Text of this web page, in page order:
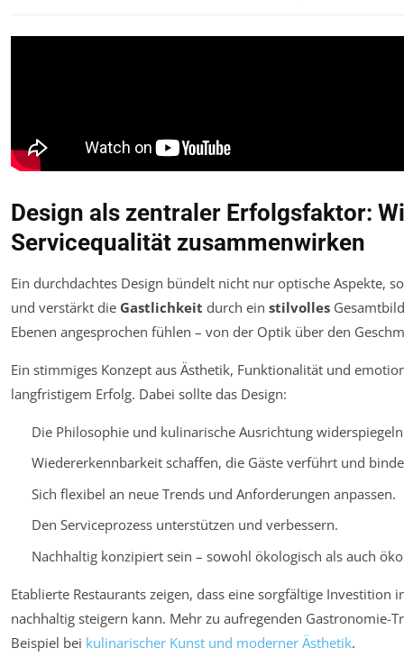
Design als zentraler Erfolgsfaktor:
Servicequalität zusammenwirken
Ein durchdachtes Design bündelt nicht nur optische Aspekte,
und verstärkt die Gastlichkeit durch ein stilvolles
Ebenen angesprochen fühlen – von der Optik über den
Ein stimmiges Konzept aus Ästhetik, Funktionalität und
langfristigem Erfolg. Dabei sollte das Design:
Die Philosophie und kulinarische Ausrichtung
Wiedererkennbarkeit schaffen, die Gäste verführt und
Sich flexibel an neue Trends und Anforderungen anpassen.
Den Serviceprozess unterstützen und verbessern.
Nachhaltig konzipiert sein – sowohl ökologisch als auch
Etablierte Restaurants zeigen, dass eine sorgfältige Investition
nachhaltig steigern kann. Mehr zu aufregenden Gastronomie-
Beispiel bei kulinarischer Kunst und moderner Ästhetik.